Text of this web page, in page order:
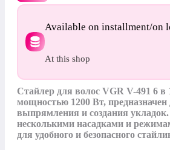
Available on installment/on
At this shop
Стайлер для волос VGR V-491 6 в
мощностью 1200 Вт,
выпрямления и создания
несколькими насадками и
для удобного и безопасного